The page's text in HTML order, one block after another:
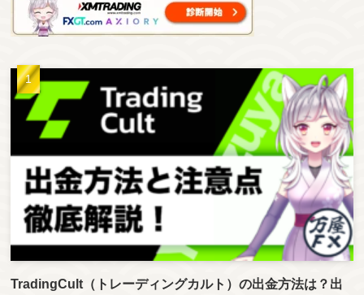
TradingCult（トレーディングカルト）の出金方法は？出